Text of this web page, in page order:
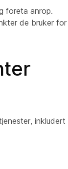
foreta anrop.
de bruker for
inkludert